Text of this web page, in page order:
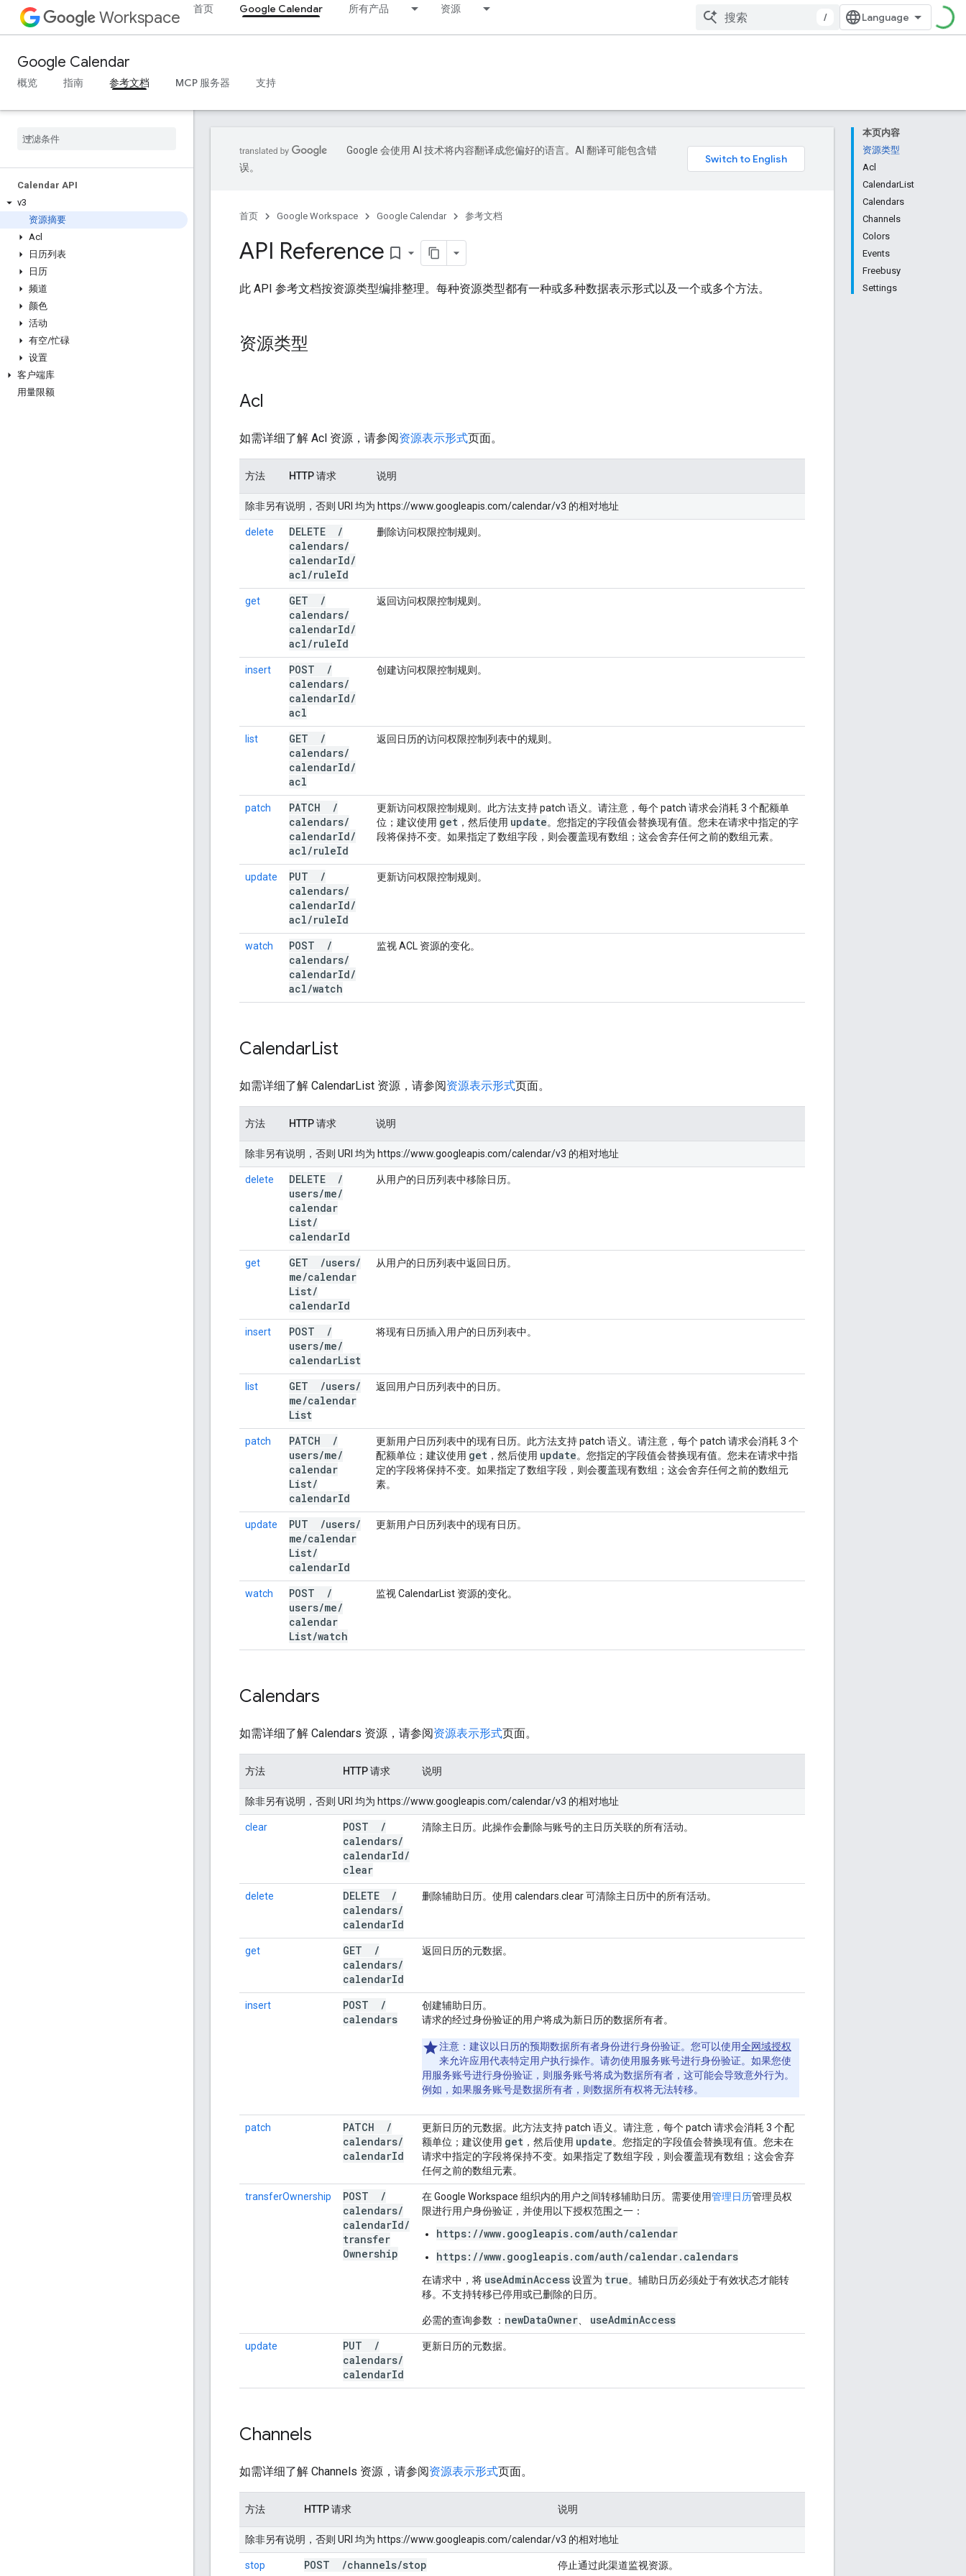
Workspace 首页 Google Calendar 所有产品 资源
/
Google Calendar
概览 指南 参考文档 MCP 服务器 支持
Calendar API
v3
资源摘要
Acl
日历列表
日历
频道
颜色
活动
有空/忙碌
设置
客户端库
用量限额
本页内容
资源类型
Acl
CalendarList
Calendars
Channels
Colors
Events
Freebusy
Settings
Google 会使用 AI 技术将内容翻译成您偏好的语言。AI 翻译可能包含错
误。
首页 Google Workspace Google Calendar 参考文档
API Reference bookmark_border
此 API 参考文档按资源类型编排整理。每种资源类型都有一种或多种数据表示形式以及一个或多个方法。
资源类型
Acl
如需详细了解 Acl 资源，请参阅资源表示形式页面。
方法 HTTP 请求 说明
除非另有说明，否则 URI 均为 https://www.googleapis.com/calendar/v3 的相对地址
delete DELETE
/
calendars/
calendarId/
acl/ruleId
删除访问权限控制规则。
get GET
/
calendars/
calendarId/
acl/ruleId
返回访问权限控制规则。
insert POST
/
calendars/
calendarId/
acl
创建访问权限控制规则。
list GET
/
calendars/
calendarId/
acl
返回日历的访问权限控制列表中的规则。
patch PATCH
/
calendars/
calendarId/
acl/ruleId
更新访问权限控制规则。此方法支持 patch 语义。请注意，每个 patch 请求会消耗 3 个配额单
位；建议使用 get ，然后使用 update。您指定的字段值会替换现有值。您未在请求中指定的字
段将保持不变。如果指定了数组字段，则会覆盖现有数组；这会舍弃任何之前的数组元素。
update PUT
/
calendars/
calendarId/
acl/ruleId
更新访问权限控制规则。
watch POST
/
calendars/
calendarId/
acl/watch
监视 ACL 资源的变化。
CalendarList
如需详细了解 CalendarList 资源，请参阅资源表示形式页面。
方法 HTTP 请求 说明
除非另有说明，否则 URI 均为 https://www.googleapis.com/calendar/v3 的相对地址
delete DELETE
/
users/me/
calendar
List/
calendarId
从用户的日历列表中移除日历。
get GET /users/
me/calendar
List/
calendarId
从用户的日历列表中返回日历。
insert POST
/
users/me/
calendarList
将现有日历插入用户的日历列表中。
list GET /users/
me/calendar
List
返回用户日历列表中的日历。
patch PATCH
/
users/me/
calendar
List/
calendarId
更新用户日历列表中的现有日历。此方法支持 patch 语义。请注意，每个 patch 请求会消耗 3 个
配额单位；建议使用 get ，然后使用 update。您指定的字段值会替换现有值。您未在请求中指
定的字段将保持不变。如果指定了数组字段，则会覆盖现有数组；这会舍弃任何之前的数组元
素。
update PUT /users/
me/calendar
List/
calendarId
更新用户日历列表中的现有日历。
watch POST
/
users/me/
calendar
List/watch
监视 CalendarList 资源的变化。
Calendars
如需详细了解 Calendars 资源，请参阅资源表示形式页面。
方法 HTTP 请求 说明
除非另有说明，否则 URI 均为 https://www.googleapis.com/calendar/v3 的相对地址
clear POST
/
calendars/
calendarId/
clear
清除主日历。此操作会删除与账号的主日历关联的所有活动。
delete DELETE
/
calendars/
calendarId
删除辅助日历。使用 calendars.clear 可清除主日历中的所有活动。
get GET
/
calendars/
calendarId
返回日历的元数据。
insert POST
/
calendars
创建辅助日历。
请求的经过身份验证的用户将成为新日历的数据所有者。
注意 ：建议以日历的预期数据所有者身份进行身份验证。您可以使用全网域授权
来允许应用代表特定用户执行操作。请勿使用服务账号进行身份验证。如果您使
用服务账号进行身份验证，则服务账号将成为数据所有者，这可能会导致意外行为。
例如，如果服务账号是数据所有者，则数据所有权将无法转移。
patch PATCH
/
calendars/
calendarId
更新日历的元数据。此方法支持 patch 语义。请注意，每个 patch 请求会消耗 3 个配
额单位；建议使用 get ，然后使用 update。您指定的字段值会替换现有值。您未在
请求中指定的字段将保持不变。如果指定了数组字段，则会覆盖现有数组；这会舍弃
任何之前的数组元素。
transferOwnership POST
/
calendars/
calendarId/
transfer
Ownership
在 Google Workspace 组织内的用户之间转移辅助日历。需要使用管理日历管理员权
限进行用户身份验证，并使用以下授权范围之一：
https://www.googleapis.com/auth/calendar
https://www.googleapis.com/auth/calendar.calendars
在请求中，将 useAdminAccess设置为 true。辅助日历必须处于有效状态才能转
移。不支持转移已停用或已删除的日历。
必需的查询参数 ： newDataOwner useAdminAccess
update PUT
/
calendars/
calendarId
更新日历的元数据。
Channels
如需详细了解 Channels 资源，请参阅资源表示形式页面。
方法 HTTP 请求 说明
除非另有说明，否则 URI 均为 https://www.googleapis.com/calendar/v3 的相对地址
stop POST /channels/stop 停止通过此渠道监视资源。